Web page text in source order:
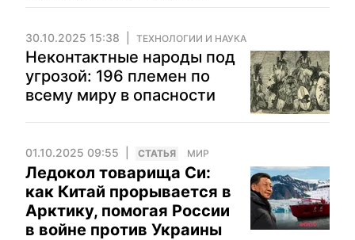
30.10.2025 15:38 ТЕХНОЛОГИИ И НАУКА
Неконтактные народы под
угрозой: 196 племен по
всему миру в опасности
01.10.2025 09:55 CТАТЬЯ МИР
Ледокол товарища Си:
как Китай прорывается в
Арктику, помогая России
в войне против Украины